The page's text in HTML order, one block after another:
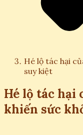
Hé lộ tác hại
suy kiệt
Hé lộ tác hại
khiến sức